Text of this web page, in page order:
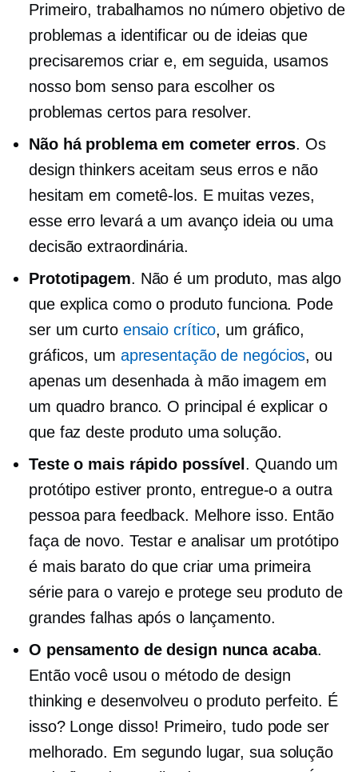
Primeiro, trabalhamos no número objetivo de
problemas a identificar ou de ideias que
precisaremos criar e, em seguida, usamos
nosso bom senso para escolher os
problemas certos para resolver.
Não há problema em cometer erros. Os
design thinkers aceitam seus erros e não
hesitam em cometê-los. E muitas vezes,
esse erro levará a um avanço ideia ou uma
decisão extraordinária.
Prototipagem. Não é um produto, mas algo
que explica como o produto funciona. Pode
ser um curto ensaio crítico, um gráfico,
gráficos, um apresentação de negócios, ou
apenas umdesenhada à mãoimagem em
um quadro branco. O principal é explicar o
que faz deste produto uma solução.
Teste o mais rápido possível . Quando um
protótipo estiver pronto, entregue-o a outra
pessoa para feedback. Melhore isso. Então
faça de novo. Testar e analisar um protótipo
é mais barato do que criar uma primeira
série para o varejo e protege seu produto de
grandes falhas após o lançamento.
O pensamento de design nunca acaba.
Então você usou o método de design
thinking e desenvolveu o produto perfeito. É
isso? Longe disso! Primeiro, tudo pode ser
melhorado. Em segundo lugar, sua solução